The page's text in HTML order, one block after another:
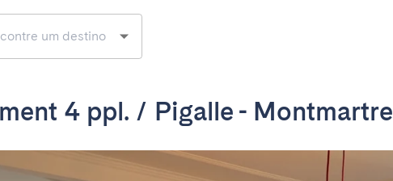
4 ppl. / Pigalle - Montmartre